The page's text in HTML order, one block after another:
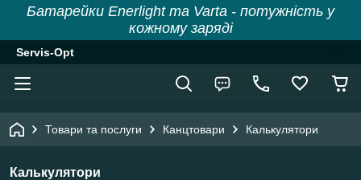
Батарейки Enerlight та Varta - потужність у
кожному заряді
Servis-Opt
Товари та послуги Канцтовари Калькулятори
Калькулятори